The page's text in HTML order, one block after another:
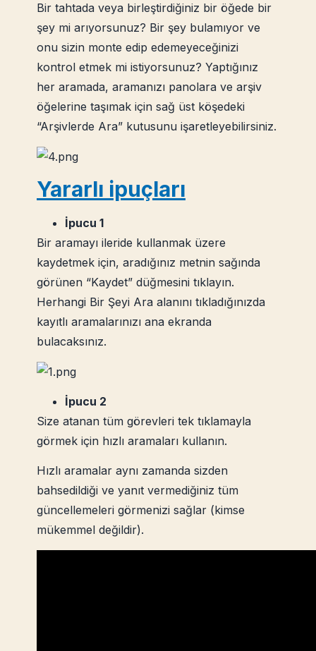
Bir tahtada veya birleştirdiğiniz bir öğede bir
şey mi arıyorsunuz? Bir şey bulamıyor ve
onu sizin monte edip edemeyeceğinizi
kontrol etmek mi istiyorsunuz? Yaptığınız
her aramada, aramanızı panolara ve arşiv
öğelerine taşımak için sağ üst köşedeki
“Arşivlerde Ara” kutusunu işaretleyebilirsiniz.
Yararlı ipuçları
İpucu 1
Bir aramayı ileride kullanmak üzere
kaydetmek için, aradığınız metnin sağında
görünen “Kaydet” düğmesini tıklayın.
Herhangi Bir Şeyi Ara alanını tıkladığınızda
kayıtlı aramalarınızı ana ekranda
bulacaksınız.
İpucu 2
Size atanan tüm görevleri tek tıklamayla
görmek için hızlı aramaları kullanın.
Hızlı aramalar aynı zamanda sizden
bahsedildiği ve yanıt vermediğiniz tüm
güncellemeleri görmenizi sağlar (kimse
mükemmel değildir).